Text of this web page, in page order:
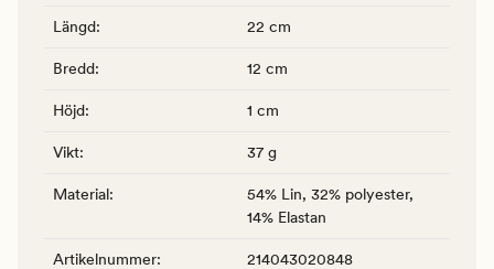
Längd: 22 cm
Bredd: 12 cm
Höjd: 1 cm
Vikt: 37 g
Material:
54% Lin, 32% polyester,
14% Elastan
Artikelnummer: 214043020848